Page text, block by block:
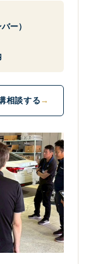
ー）
相談する